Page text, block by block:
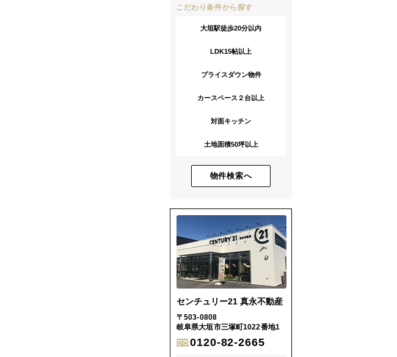
こだわり条件から探す
大垣駅徒歩20分以内
LDK15帖以上
プライスダウン物件
カースペース２台以上
対面キッチン
土地面積50坪以上
物件検索へ
センチュリー21 真永不動産
〒503-0808
岐阜県大垣市三塚町1022番地1
0120-82-2665